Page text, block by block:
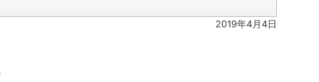
2019年4月4日